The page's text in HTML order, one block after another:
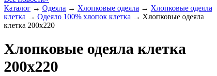
Каталог → Одеяла → Хлопковые одеяла → Хлопковые одеяла
клетка → Одеяло 100% хлопок клетка → Хлопковые одеяла
клетка 200x220
Хлопковые одеяла клетка
200x220